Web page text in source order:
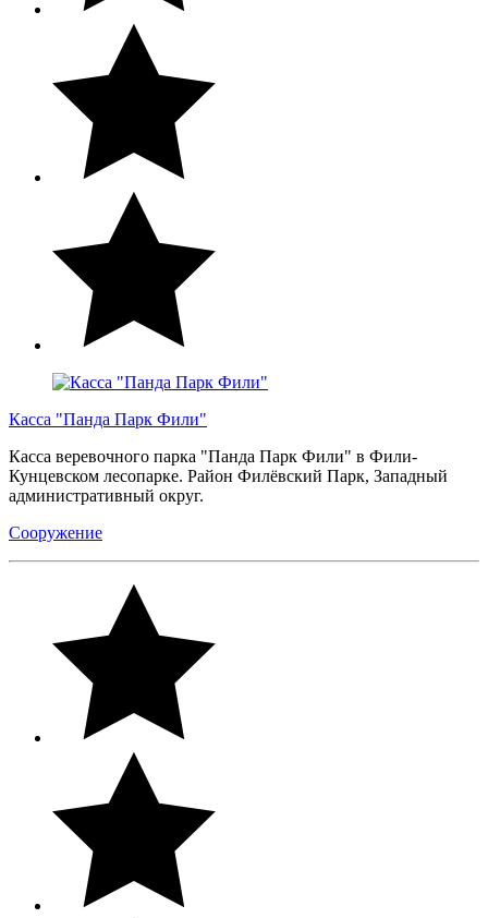
Касса "Панда Парк Фили"
Касса веревочного парка "Панда Парк Фили" в Фили-
Кунцевском лесопарке. Район Филёвский Парк, Западный
административный округ.
Сооружение